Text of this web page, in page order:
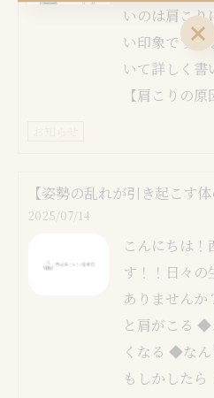
いのは肩こり
い印象です。
いて詳しく書
【肩こりの
【姿勢の乱れが引き起こす
2025/07/14
こんにちは
す！！日々の
ありません
と肩がこる
くなる ◆なん
もしかした
ご予約は